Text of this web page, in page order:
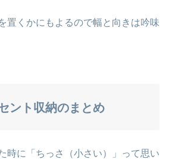
置くかにもよるので幅と向きは吟味
ント収納のまとめ
時に「ちっさ（小さい）」って思い